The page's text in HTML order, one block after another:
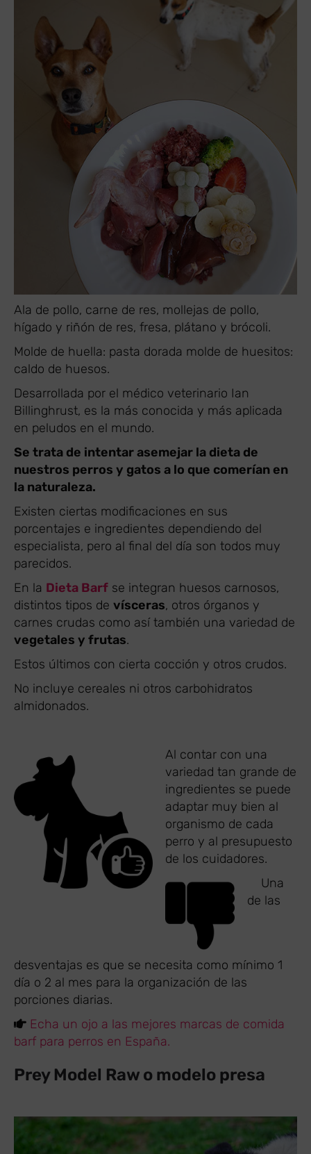
Ala de pollo, carne de res, mollejas de pollo,
hígado y riñón de res, fresa, plátano y brócoli.
Molde de huella: pasta dorada molde de huesitos:
caldo de huesos.
Desarrollada por el médico veterinario Ian
Billinghrust, es la más conocida y más aplicada
en peludos en el mundo.
Se trata de intentar asemejar la dieta de
nuestros perros y gatos a lo que comerían en
la naturaleza.
Existen ciertas modificaciones en sus
porcentajes e ingredientes dependiendo del
especialista, pero al final del día son todos muy
parecidos.
En la Dieta Barf se integran huesos carnosos,
distintos tipos de vísceras, otros órganos y
carnes crudas como así también una variedad de
vegetales y frutas.
Estos últimos con cierta cocción y otros crudos.
No incluye cereales ni otros carbohidratos
almidonados.
Al contar con una
variedad tan grande de
ingredientes se puede
adaptar muy bien al
organismo de cada
perro y al presupuesto
de los cuidadores.
​ Una
de las
desventajas es que se necesita como mínimo 1
día o 2 al mes para la organización de las
porciones diarias.
Echa un ojo a las mejores marcas de comida
barf para perros en España.
Prey Model Raw o modelo presa